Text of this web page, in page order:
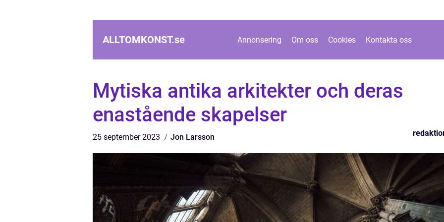
ALLTOMKONST.se Annonsering Om oss Cookies Kontakta oss
Mytiska antika arkitekter och deras
enastående skapelser
25 september 2023 Jon Larsson